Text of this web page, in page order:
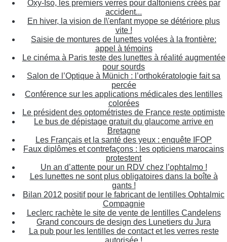
Oxy-Iso, les premiers verres pour daltoniens créés par
accident...
En hiver, la vision de l\'enfant myope se détériore plus
vite !
Saisie de montures de lunettes volées à la frontière:
appel à témoins
Le cinéma à Paris teste des lunettes à réalité augmentée
pour sourds
Salon de l’Optique à Münich : l’orthokératologie fait sa
percée
Conférence sur les applications médicales des lentilles
colorées
Le président des optométristes de France reste optimiste
Le bus de dépistage gratuit du glaucome arrive en
Bretagne
Les Français et la santé des yeux : enquête IFOP
Faux diplômes et contrefaçons : les opticiens marocains
protestent
Un an d’attente pour un RDV chez l’ophtalmo !
Les lunettes ne sont plus obligatoires dans la boîte à
gants !
Bilan 2012 positif pour le fabricant de lentilles Ophtalmic
Compagnie
Leclerc rachète le site de vente de lentilles Candelens
Grand concours de design des Lunetiers du Jura
La pub pour les lentilles de contact et les verres reste
autorisée !